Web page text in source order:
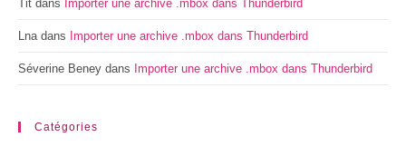
Tit dans Importer une archive .mbox dans Thunderbird
Lnadans Importer une archive .mbox dans Thunderbird
Séverine Beney dans Importer une archive .mbox dans Thunderbird
Catégories